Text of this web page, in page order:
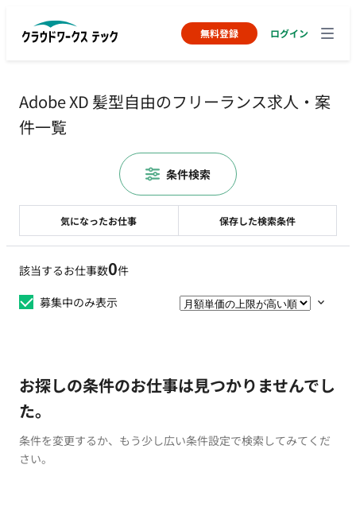
無料登録 ログイン
Adobe XD 髪型自由のフリーランス求人・案
件一覧
該当するお仕事数0件
募集中のみ表示
お探しの条件のお仕事は見つかりませんでし
た。
条件を変更するか、もう少し広い条件設定で検索してみてくだ
さい。
気になったお仕事 保存した検索条件
条件検索